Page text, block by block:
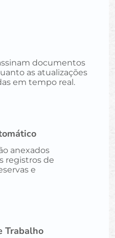
documentos
as atualizações
em tempo real.
anexados
registros de
e
Trabalho